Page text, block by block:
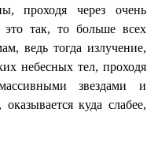
проходя через очень
так, то больше всех
ведь тогда излучение,
небесных тел, проходя
звездами и
куда слабее,